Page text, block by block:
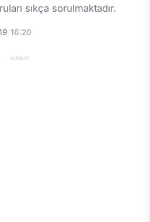
sıkça sorulmaktadır.
16:20
reklam